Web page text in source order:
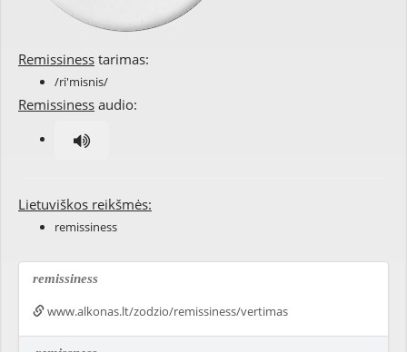
Remissiness tarimas:
/ri'misnis/
Remissiness audio:
Lietuviškos reikšmės:
remissiness
remissiness
www.alkonas.lt/zodzio/remissiness/vertimas